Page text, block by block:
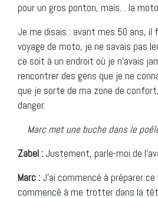
pour un gros ponton, mais… la
Je me disais : avant mes 50 ans,
voyage de moto, je ne savais pas
ce soit à un endroit où je n’avais
rencontrer des gens que je ne
que je sorte de ma zone de
danger.
Marc met une buche dans le
Zabel : Justement, parle-moi de
Marc : J’ai commencé à préparer
commencé à me trotter dans la